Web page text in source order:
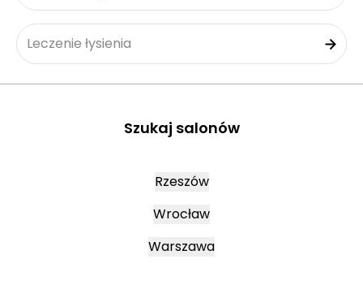
Leczenie łysienia
Szukaj salonów
Rzeszów
Wrocław
Warszawa